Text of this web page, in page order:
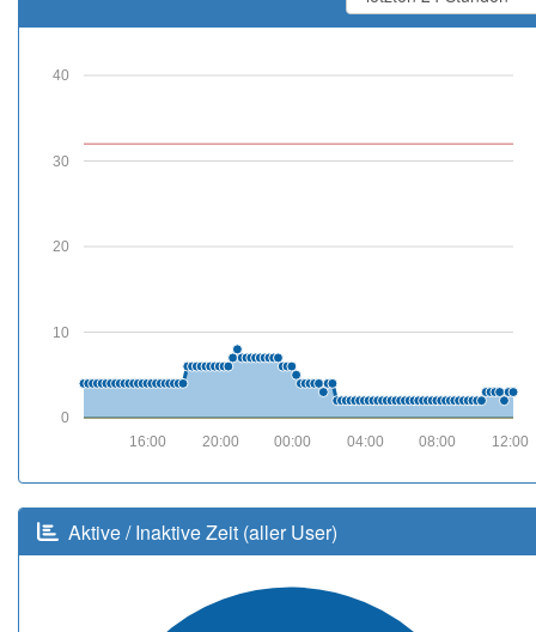
0
10
20
30
40
12:00
08:00
04:00
00:00
20:00
16:00
Aktive / Inaktive Zeit (aller User)